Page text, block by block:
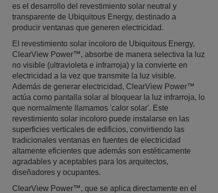
es el desarrollo del revestimiento solar neutral y
transparente de Ubiquitous Energy, destinado a
producir ventanas que generen electricidad.
El revestimiento solar incoloro de Ubiquitous Energy,
ClearView Power™, absorbe de manera selectiva la luz
no visible (ultravioleta e infrarroja) y la convierte en
electricidad a la vez que transmite la luz visible.
Además de generar electricidad, ClearView Power™
actúa como pantalla solar al bloquear la luz infrarroja, lo
que normalmente llamamos 'calor solar'. Este
revestimiento solar incoloro puede instalarse en las
superficies verticales de edificios, convirtiendo las
tradicionales ventanas en fuentes de electricidad
altamente eficientes que además son estéticamente
agradables y aceptables para los arquitectos,
diseñadores y ocupantes.
ClearView Power™, que se aplica directamente en el